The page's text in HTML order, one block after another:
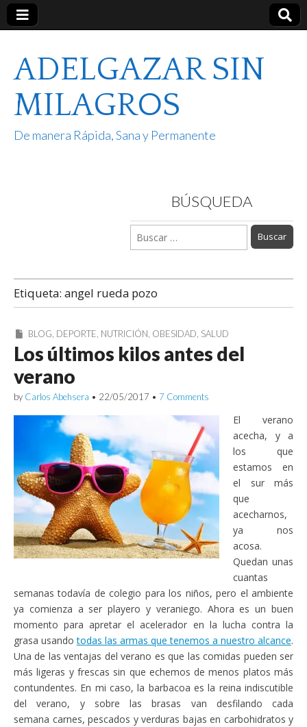
ADELGAZAR SIN
MILAGROS
De manera Rápida, Sana y Permanente
BÚSQUEDA
Buscar:
Etiqueta: angel rueda pozo
BLOG, DEPORTE, NUTRICIÓN, OBESIDAD, SALUD
Los últimos kilos antes del
verano
by Carlos Abehsera • 22/05/2017 • 7 Comments
El verano
acecha, y a
los que
estamos en
el sur más
que
acecharnos,
ya nos
acosa.
Quedan unas
cuantas
semanas todavía de colegio para los niños, pero el ambiente
ya comienza a ser playero y veraniego. Ahora es un buen
momento para apretar el acelerador en la lucha contra la
grasa usandotodas las armas que tenemos a nuestro alcance.
Una de las ventajas del verano es que las comidas pueden ser
más ligeras y frescas sin que echemos de menos platos más
contundentes. En mi caso, la barbacoa es la reina indiscutible
del verano, y sobre las brasas van desfilando cada
semana carnes, pescados y verduras bajas en carbohidratos y